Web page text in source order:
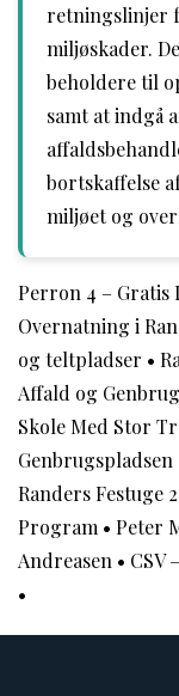
retningslinjer
miljøskader.
beholdere til
samt at indgå
bortskaffelse
miljøet og
Perron 4 –
Overnatning i
og teltpladser •
Affald og Genbrug
Skole Med Stor
Genbrugspladsen
Randers Festuge
Program • Peter
Andreasen • CSV
•